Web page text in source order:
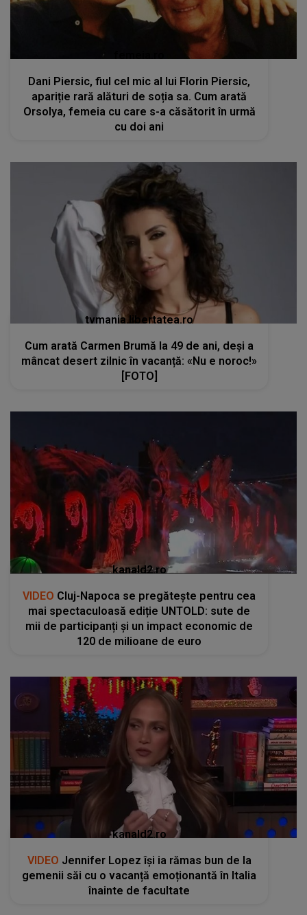
Dani Piersic, fiul cel mic al lui Florin Piersic,
apariție rară alături de soția sa. Cum arată
Orsolya, femeia cu care s-a căsătorit în urmă
cu doi ani
tvmania.libertatea.ro
Cum arată Carmen Brumă la 49 de ani, deși a
mâncat desert zilnic în vacanță: «Nu e noroc!»
[FOTO]
kanald2.ro
VIDEO Cluj-Napoca se pregătește pentru cea
mai spectaculoasă ediție UNTOLD: sute de
mii de participanți și un impact economic de
120 de milioane de euro
kanald2.ro
VIDEO Jennifer Lopez își ia rămas bun de la
gemenii săi cu o vacanță emoționantă în Italia
înainte de facultate